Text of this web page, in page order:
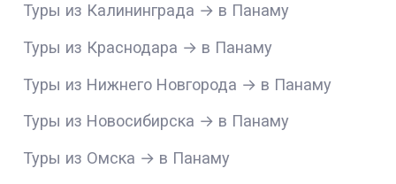
Туры из Калининграда → в Панаму
Туры из Краснодара → в Панаму
Туры из Нижнего Новгорода → в Панаму
Туры из Новосибирска → в Панаму
Туры из Омска → в Панаму